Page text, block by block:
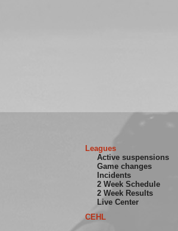
Leagues
Active suspensions
Game changes
Incidents
2 Week Schedule
2 Week Results
Live Center
CEHL